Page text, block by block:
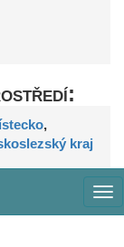
,
kraj